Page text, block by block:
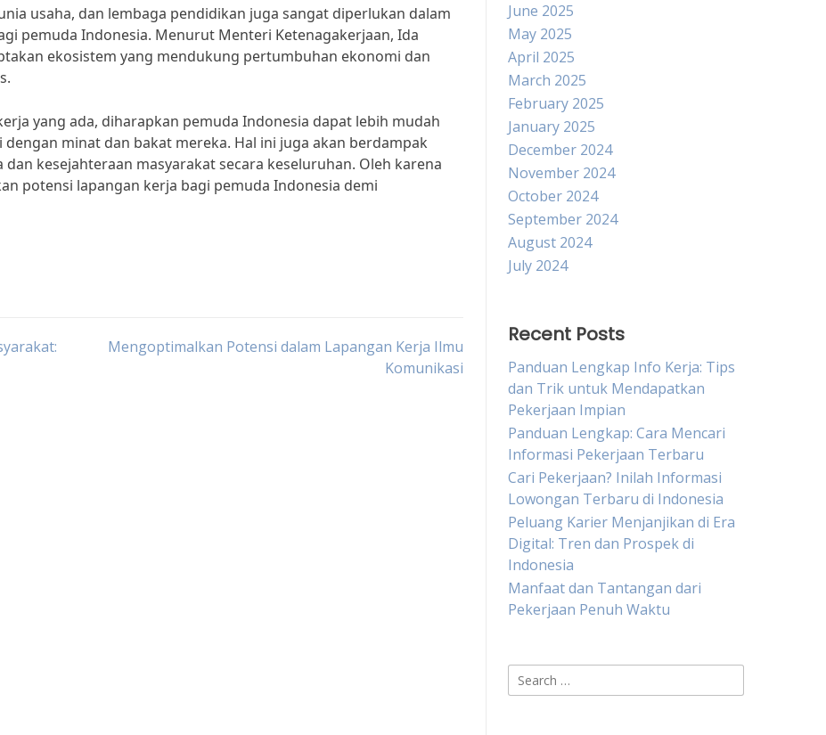
usaha, dan lembaga pendidikan juga sangat diperlukan dalam
pemuda Indonesia. Menurut Menteri Ketenagakerjaan, Ida
ekosistem yang mendukung pertumbuhan ekonomi dan
yang ada, diharapkan pemuda Indonesia dapat lebih mudah
minat dan bakat mereka. Hal ini juga akan berdampak
kesejahteraan masyarakat secara keseluruhan. Oleh karena
potensi lapangan kerja bagi pemuda Indonesia demi
Mengoptimalkan Potensi dalam Lapangan Kerja Ilmu
Komunikasi
June 2025
May 2025
April 2025
March 2025
February 2025
January 2025
December 2024
November 2024
October 2024
September 2024
August 2024
July 2024
Recent Posts
Panduan Lengkap Info Kerja: Tips
dan Trik untuk Mendapatkan
Pekerjaan Impian
Panduan Lengkap: Cara Mencari
Informasi Pekerjaan Terbaru
Cari Pekerjaan? Inilah Informasi
Lowongan Terbaru di Indonesia
Peluang Karier Menjanjikan di Era
Digital: Tren dan Prospek di
Indonesia
Manfaat dan Tantangan dari
Pekerjaan Penuh Waktu
Search
for: